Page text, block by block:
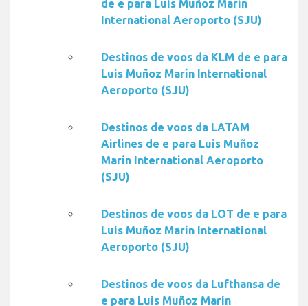
de e para Luis Muñoz Marín
International Aeroporto (SJU)
Destinos de voos da KLM de e para
Luis Muñoz Marín International
Aeroporto (SJU)
Destinos de voos da LATAM
Airlines de e para Luis Muñoz
Marín International Aeroporto
(SJU)
Destinos de voos da LOT de e para
Luis Muñoz Marín International
Aeroporto (SJU)
Destinos de voos da Lufthansa de
e para Luis Muñoz Marín